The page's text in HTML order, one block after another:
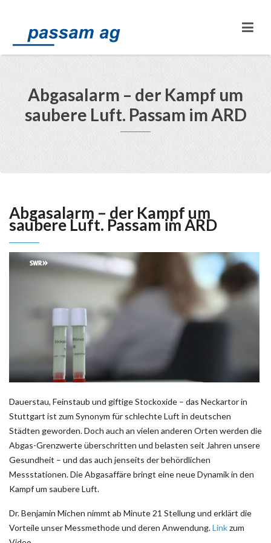
Abgasalarm – der Kampf um
saubere Luft. Passam im ARD
Abgasalarm – der Kampf um
saubere Luft. Passam im ARD
Dauerstau, Feinstaub und giftige Stockoxide – das Neckartor in
Stuttgart ist zum Synonym für schlechte Luft in deutschen
Städten geworden. Doch auch an vielen anderen Orten werden die
Abgas-Grenzwerte überschritten und belasten seit Jahren unsere
Gesundheit – und das auch jenseits der behördlichen
Messstationen. Die Abgasaffäre bringt eine neue Dynamik in den
Kampf um saubere Luft.
Dr. Benjamin Michen nimmt ab Minute 21 Stellung und erklärt die
Vorteile unser Messmethode und deren Anwendung.Linkzum